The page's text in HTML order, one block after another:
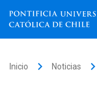
Inicio keyboard_arrow_right Noticias keyboard_arrow_right